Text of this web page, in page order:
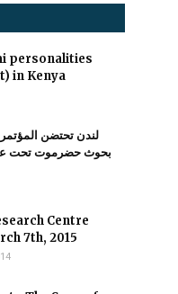
personalities
in Kenya
لندن تحتضن المؤتمر
بحوث حضرموت تحت
Centre
7th, 2015